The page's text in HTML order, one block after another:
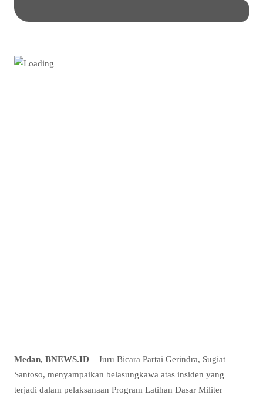
Medan, BNEWS.ID – Juru Bicara Partai Gerindra, Sugiat
Santoso, menyampaikan belasungkawa atas insiden yang
terjadi dalam pelaksanaan Program Latihan Dasar Militer